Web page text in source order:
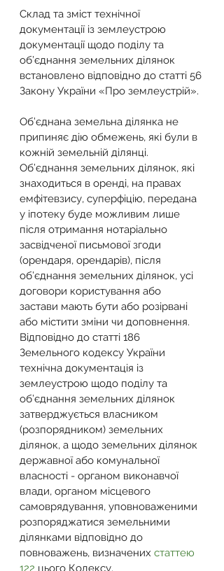
Склад та зміст технічної
документації із землеустрою
документації щодо поділу та
об’єднання земельних ділянок
встановлено відповідно до статті 56
Закону України «Про землеустрій».
Об’єднана земельна ділянка не
припиняє дію обмежень, які були в
кожній земельній ділянці.
Об’єднання земельних ділянок, які
знаходиться в оренді, на правах
емфітевзису, суперфіцію, передана
у іпотеку буде можливим лише
після отримання нотаріально
засвідченої письмової згоди
(орендаря, орендарів), після
об’єднання земельних ділянок, усі
договори користування або
застави мають бути або розірвані
або містити зміни чи доповнення.
Відповідно до статті 186
Земельного кодексу України
технічна документація із
землеустрою щодо поділу та
об’єднання земельних ділянок
затверджується власником
(розпорядником) земельних
ділянок, а щодо земельних ділянок
державної або комунальної
власності - органом виконавчої
влади, органом місцевого
самоврядування, уповноваженими
розпоряджатися земельними
ділянками відповідно до
повноважень, визначених статтею
122 цього Кодексу.